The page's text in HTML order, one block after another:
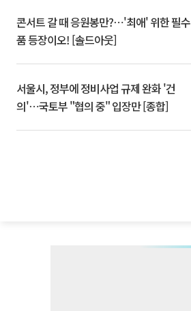
콘서트 갈 때 응원봉만?⋯'최애' 위한 필수
품 등장이오! [솔드아웃]
서울시, 정부에 정비사업 규제 완화 '건
의'⋯국토부 "협의 중" 입장만 [종합]